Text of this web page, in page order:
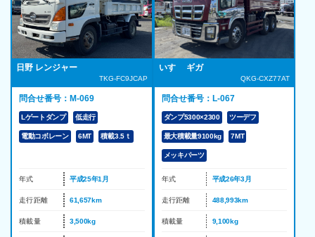
日野 レンジャー
TKG-FC9JCAP
問合せ番号：M-069
Lゲートダンプ 低走行
電動コボレーン 6MT 積載3.5ｔ
年式 平成25年1月
走行距離 61,657km
積載量 3,500kg
いすゞ ギガ
QKG-CXZ77AT
問合せ番号：L-067
ダンプ5300×2300 ツーデフ
最大積載量9100kg 7MT
メッキパーツ
年式 平成26年3月
走行距離 488,993km
積載量 9,100kg